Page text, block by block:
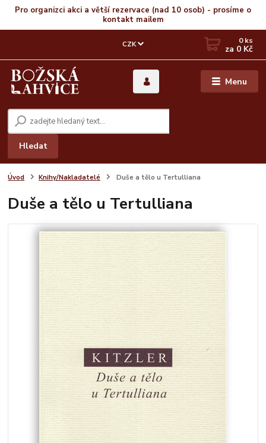
Pro organizci akci a větší rezervace (nad 10 osob) - prosíme o
kontakt mailem
Menu
CZK
Hledat
0ks
za 0 Kč
Úvod Knihy/Nakladatelé Duše a tělo u Tertulliana
Duše a tělo u Tertulliana